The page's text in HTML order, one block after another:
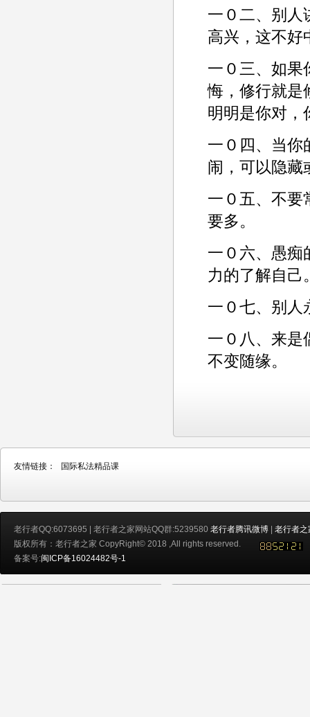
一０二、别人
高兴，这不好
一０三、如果
悔，修行就是
明明是你对，
一０四、当你
闹，可以隐藏
一０五、不要
要多。­
一０六、愚痴
力的了解自己
一０七、别人
一０八、来是
不变随缘。­
友情链接： 国际私法精品课
老行者QQ:6073695 | 老行者之家网站QQ群:5239580 老行者腾讯微博 | 老行者之
版权所有：老行者之家 CopyRight© 2018 ,All rights reserved.
备案号:闽ICP备16024482号-1